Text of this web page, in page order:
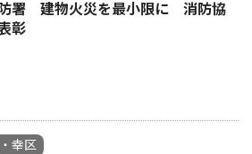
署 建物火災を最小限に 消防協
彰
幸区